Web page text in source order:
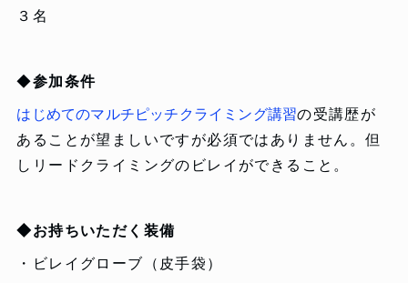
３名
◆参加条件
はじめてのマルチピッチクライミング講習の受講歴が
あることが望ましいですが必須ではありません。但
しリードクライミングのビレイができること。
◆お持ちいただく装備
・ビレイグローブ（皮手袋）